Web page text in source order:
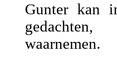
Gunter kan
gedachten,
waarnemen.